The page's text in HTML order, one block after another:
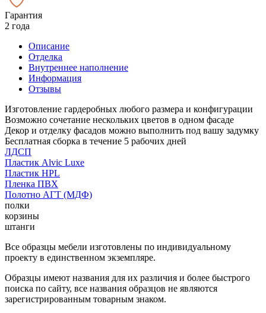
Гарантия
2 года
Описание
Отделка
Внутреннее наполнение
Информация
Отзывы
Изготовление гардеробных любого размера и конфигурации
Возможно сочетание нескольких цветов в одном фасаде
Декор и отделку фасадов можно выполнить под вашу задумку
Бесплатная сборка в течение 5 рабочих дней
ЛДСП
Пластик Alvic Luxe
Пластик HPL
Пленка ПВХ
Полотно АГТ (МДФ)
полки
корзины
штанги
Все образцы мебели изготовлены по индивидуальному
проекту в единственном экземпляре.
Образцы имеют названия для их различия и более быстрого
поиска по сайту, все названия образцов не являются
зарегистрированным товарным знаком.